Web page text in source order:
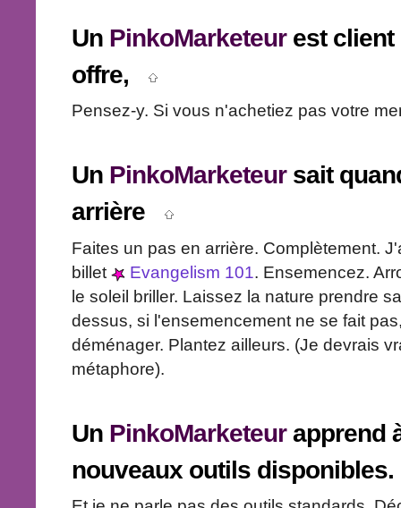
Un PinkoMarketeurest client
offre,
Pensez-y. Si vous n'achetiez pas votre
Un PinkoMarketeursait
arrière
Faites un pas en arrière. Complètement.
billet
Evangelism 101. Ensemencez.
le soleil briller. Laissez la nature prendre
dessus, si l'ensemencement ne se fait
déménager. Plantez ailleurs. (Je devrais
métaphore).
Un PinkoMarketeurapprend
nouveaux outils